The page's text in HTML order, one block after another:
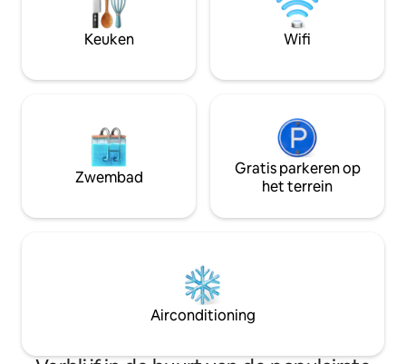
bereikbaar 🏡.
Keuken Wifi
Zwembad
Gratis parkeren op
het terrein
Airconditioning